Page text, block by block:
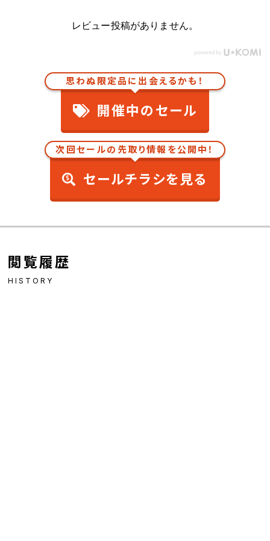
レビュー投稿がありません。
思わぬ限定品に出会えるかも！
開催中のセール
次回セールの先取り情報を公開中！
セールチラシを見る
閲覧履歴
HISTORY